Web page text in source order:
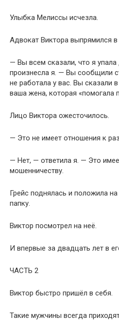
Улыбка Мелиссы исчезла.
Адвокат Виктора выпрямился в
— Вы всем сказали, что я
произнесла я. — Вы сообщили
не работала у вас. Вы сказали
ваша жена, которая «помогала
Лицо Виктора ожесточилось.
— Это не имеет отношения к
— Нет, — ответила я. — Это
мошенничеству.
Грейс поднялась и положила
папку.
Виктор посмотрел на неё.
И впервые за двадцать лет в
ЧАСТЬ 2
Виктор быстро пришёл в себя.
Такие мужчины всегда